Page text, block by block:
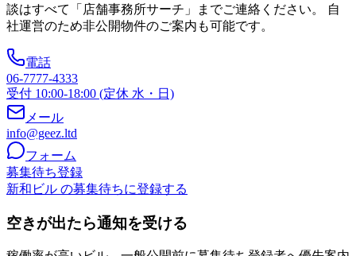
談はすべて「店舗事務所サーチ」までご連絡ください。 自
社運営のため非公開物件のご案内も可能です。
電話
06-7777-4333
受付 10:00-18:00 (定休 水・日)
メール
info@geez.ltd
フォーム
募集待ち登録
新和ビル の募集待ちに登録する
空きが出たら通知を受ける